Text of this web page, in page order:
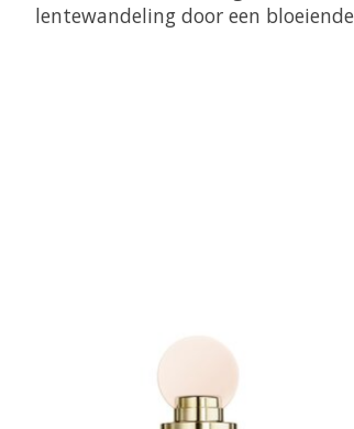
lentewandeling door een